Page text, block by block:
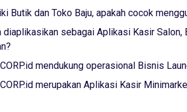
Butik dan Toko Baju, apakah cocok
diaplikasikan sebagai Aplikasi Kasir Salon,
mendukung operasional Bisnis
merupakan Aplikasi Kasir